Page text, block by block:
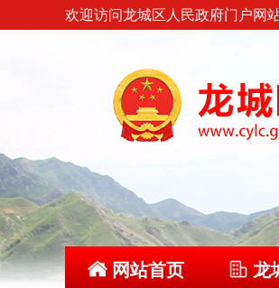
欢迎访问龙城区人民政府门户网
网站首页 龙